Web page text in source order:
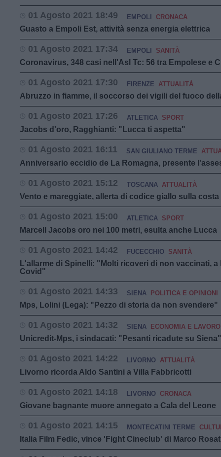
01 Agosto 2021 18:49 EMPOLI CRONACA
Guasto a Empoli Est, attività senza energia elettrica
01 Agosto 2021 17:34 EMPOLI SANITÀ
Coronavirus, 348 casi nell'Asl Tc: 56 tra Empolese e
01 Agosto 2021 17:30 FIRENZE ATTUALITÀ
Abruzzo in fiamme, il soccorso dei vigili del fuoco
01 Agosto 2021 17:26 ATLETICA SPORT
Jacobs d'oro, Ragghianti: "Lucca ti aspetta"
01 Agosto 2021 16:11 SAN GIULIANO TERME
Anniversario eccidio de La Romagna, presente
01 Agosto 2021 15:12 TOSCANA ATTUALITÀ
Vento e mareggiate, allerta di codice giallo sulla costa
01 Agosto 2021 15:00 ATLETICA SPORT
Marcell Jacobs oro nei 100 metri, esulta anche Lucca
01 Agosto 2021 14:42 FUCECCHIO SANITÀ
L'allarme di Spinelli: "Molti ricoveri di non vaccinati,
Covid"
01 Agosto 2021 14:33 SIENA POLITICA E OPINIONI
Mps, Lolini (Lega): "Pezzo di storia da non svendere"
01 Agosto 2021 14:32 SIENA ECONOMIA E LAVORO
Unicredit-Mps, i sindacati: "Pesanti ricadute su Siena"
01 Agosto 2021 14:22 LIVORNO ATTUALITÀ
Livorno ricorda Aldo Santini a Villa Fabbricotti
01 Agosto 2021 14:18 LIVORNO CRONACA
Giovane bagnante muore annegato a Cala del Leone
01 Agosto 2021 14:15 MONTECATINI TERME
Italia Film Fedic, vince 'Fight Cineclub' di Marco